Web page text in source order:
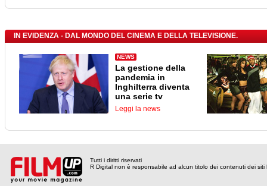
IN EVIDENZA - DAL MONDO DEL CINEMA E DELLA TELEVISIONE.
NEWS
La gestione della
pandemia in
Inghilterra diventa
una serie tv
Leggi la news
Tutti i diritti riservati
R Digital non è responsabile ad alcun titolo dei contenuti dei siti